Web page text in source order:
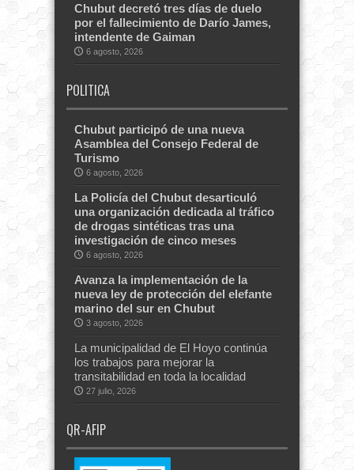
Chubut decretó tres días de duelo
por el fallecimiento de Darío James,
intendente de Gaiman
6 agosto, 2026
POLITICA
Chubut participó de una nueva
Asamblea del Consejo Federal de
Turismo
6 agosto, 2026
La Policía del Chubut desarticuló
una organización dedicada al tráfico
de drogas sintéticas tras una
investigación de cinco meses
6 agosto, 2026
Avanza la implementación de la
nueva ley de protección del elefante
marino del sur en Chubut
3 agosto, 2026
La municipalidad de El Hoyo continúa
los trabajos para mejorar la
transitabilidad en toda la localidad
27 julio, 2026
QR-AFIP